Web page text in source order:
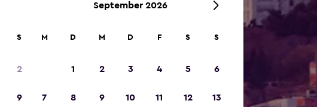
S
2
9
September 2026
M D M D F S S
1 2 3 4 5 6
7 8 9 10 11 12 13